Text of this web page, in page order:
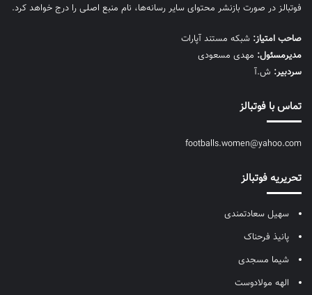
فوتبالز در صورت بازنشر محتوای سایر رسانه‌ها، نام منبع اصلی را درج خواهد کرد.
صاحب امتیاز: شبکه مستند آپارات
مديرمسئول: مهدی مسعودی
سردبیر: ش.آ
تماس با فوتبالز
footballs.women@yahoo.com
تحریریه فوتبالز
سهیل سعادتمندی
پانیذ فرحناک
شیما مسجدی
الهه مولادوست